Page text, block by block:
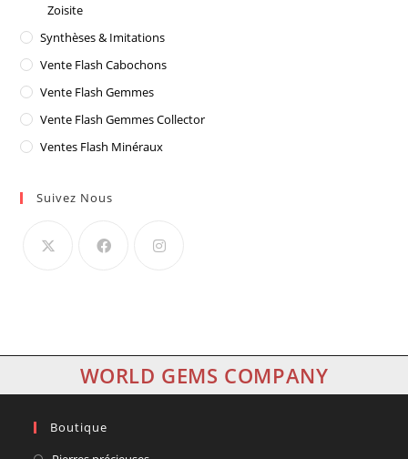
Zoisite
Synthèses & Imitations
Vente Flash Cabochons
Vente Flash Gemmes
Vente Flash Gemmes Collector
Ventes Flash Minéraux
Suivez Nous
WORLD GEMS COMPANY
Boutique